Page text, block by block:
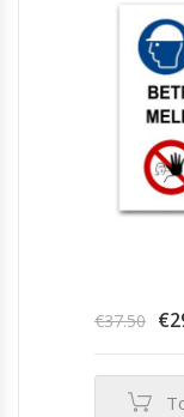
worden
€37.50 €